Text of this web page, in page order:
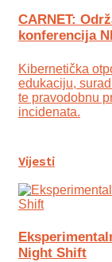
CARNET:
konferencija
Kibernetička
edukaciju,
te pravodobnu
incidenata.
Vijesti
Night Shift